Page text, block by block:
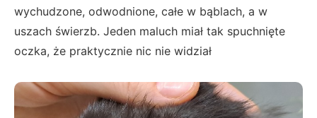
wychudzone, odwodnione, całe w bąblach, a w
uszach świerzb. Jeden maluch miał tak spuchnięte
oczka, że praktycznie nic nie widział